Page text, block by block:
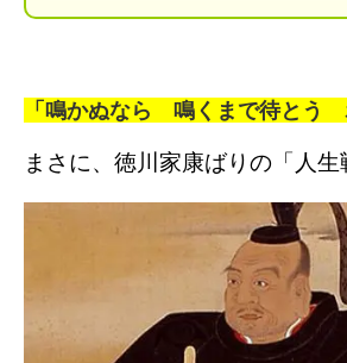
「鳴かぬなら 鳴くまで待とう
まさに、 徳川家康ばりの「人生